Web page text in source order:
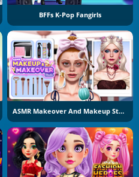
BFFs K-Pop Fangirls
ASMR Makeover And Makeup Studio